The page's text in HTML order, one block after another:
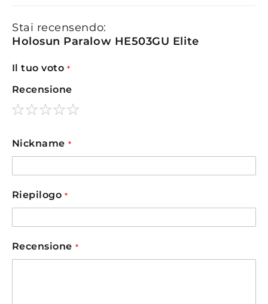
Stai recensendo:
Holosun Paralow HE503GU Elite
Il tuo voto
Recensione
star
stars
stars
stars
stars
Nickname
Riepilogo
Recensione